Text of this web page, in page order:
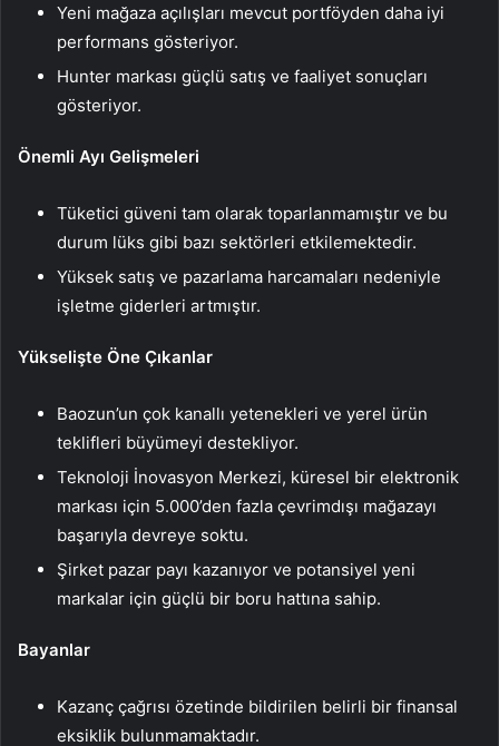
Yeni mağaza açılışları mevcut portföyden daha iyi
performans gösteriyor.
Hunter markası güçlü satış ve faaliyet sonuçları
gösteriyor.
Önemli Ayı Gelişmeleri
Tüketici güveni tam olarak toparlanmamıştır ve bu
durum lüks gibi bazı sektörleri etkilemektedir.
Yüksek satış ve pazarlama harcamaları nedeniyle
işletme giderleri artmıştır.
Yükselişte Öne Çıkanlar
Baozun’un çok kanallı yetenekleri ve yerel ürün
teklifleri büyümeyi destekliyor.
Teknoloji İnovasyon Merkezi, küresel bir elektronik
markası için 5.000’den fazla çevrimdışı mağazayı
başarıyla devreye soktu.
Şirket pazar payı kazanıyor ve potansiyel yeni
markalar için güçlü bir boru hattına sahip.
Bayanlar
Kazanç çağrısı özetinde bildirilen belirli bir finansal
eksiklik bulunmamaktadır.